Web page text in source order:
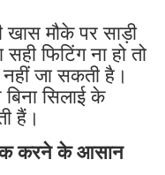
मौके पर साड़ी
फिटिंग ना हो तो
जा सकती है।
सिलाई के
हैं।
करने के आसान